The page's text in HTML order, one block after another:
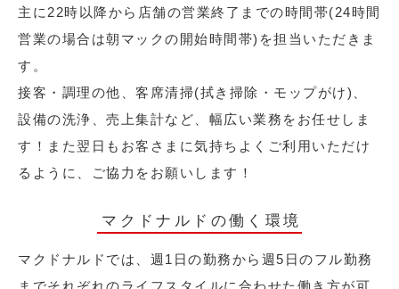
主に22時以降から店舗の営業終了までの時間帯(24時間
営業の場合は朝マックの開始時間帯)を担当いただきま
す。
接客・調理の他、客席清掃(拭き掃除・モップがけ)、
設備の洗浄、売上集計など、幅広い業務をお任せしま
す！また翌日もお客さまに気持ちよくご利用いただけ
るように、ご協力をお願いします！
マクドナルドの働く環境
マクドナルドでは、週1日の勤務から週5日のフル勤務